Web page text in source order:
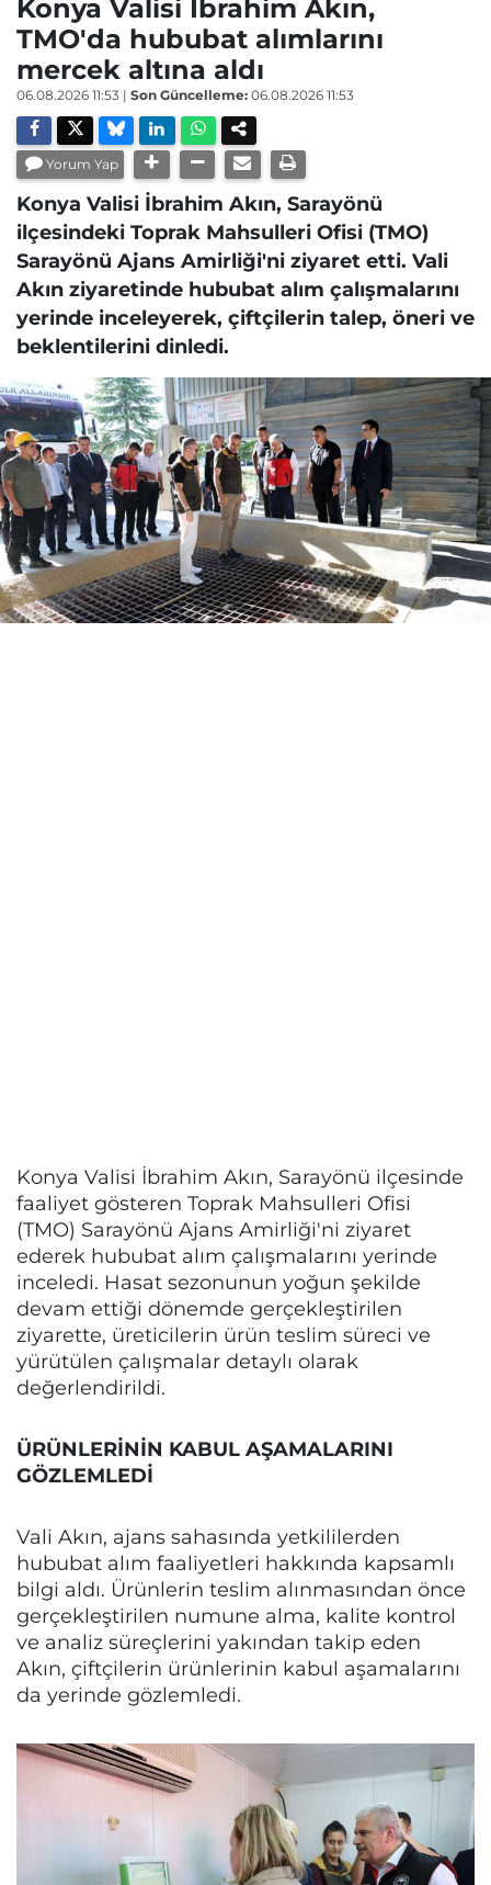
Konya Valisi İbrahim Akın,
TMO'da hububat alımlarını
mercek altına aldı
06.08.2026 11:53 | Son Güncelleme: 06.08.2026 11:53
Yorum Yap
Konya Valisi İbrahim Akın, Sarayönü
ilçesindeki Toprak Mahsulleri Ofisi (TMO)
Sarayönü Ajans Amirliği'ni ziyaret etti. Vali
Akın ziyaretinde hububat alım çalışmalarını
yerinde inceleyerek, çiftçilerin talep, öneri ve
beklentilerini dinledi.
Konya Valisi İbrahim Akın, Sarayönü ilçesinde
faaliyet gösteren Toprak Mahsulleri Ofisi
(TMO) Sarayönü Ajans Amirliği'ni ziyaret
ederek hububat alım çalışmalarını yerinde
inceledi. Hasat sezonunun yoğun şekilde
devam ettiği dönemde gerçekleştirilen
ziyarette, üreticilerin ürün teslim süreci ve
yürütülen çalışmalar detaylı olarak
değerlendirildi.
ÜRÜNLERİNİN KABUL AŞAMALARINI
GÖZLEMLEDİ
Vali Akın, ajans sahasında yetkililerden
hububat alım faaliyetleri hakkında kapsamlı
bilgi aldı. Ürünlerin teslim alınmasından önce
gerçekleştirilen numune alma, kalite kontrol
ve analiz süreçlerini yakından takip eden
Akın, çiftçilerin ürünlerinin kabul aşamalarını
da yerinde gözlemledi.